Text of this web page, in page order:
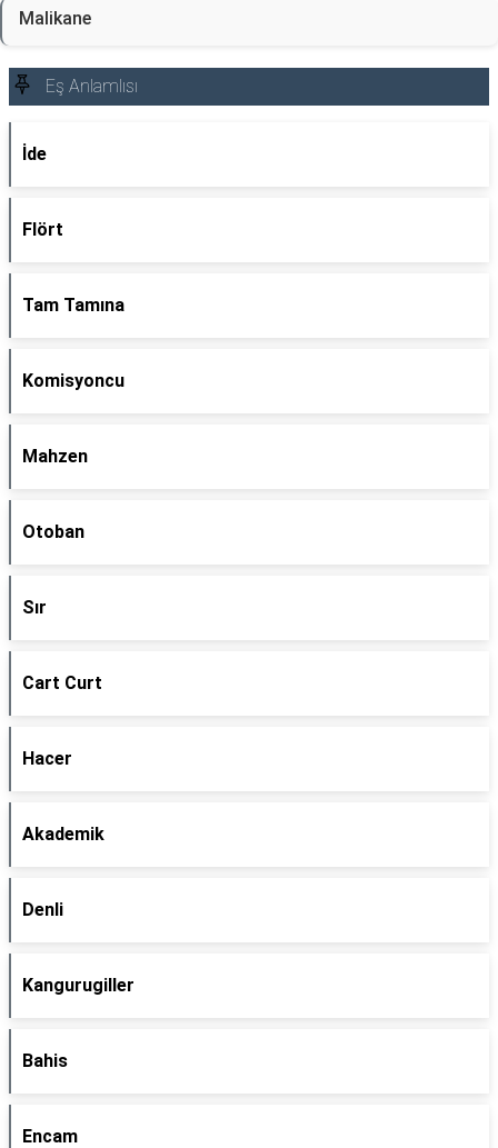
Malikane
Eş Anlamlısı
İde
Flört
Tam Tamına
Komisyoncu
Mahzen
Otoban
Sır
Cart Curt
Hacer
Akademik
Denli
Kangurugiller
Bahis
Encam